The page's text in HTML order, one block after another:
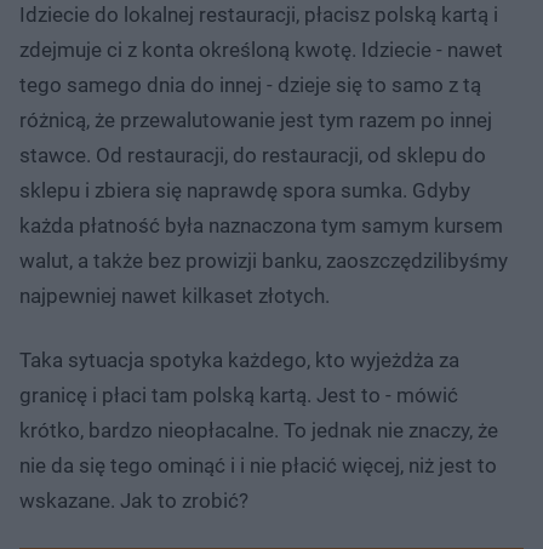
Idziecie do lokalnej restauracji, płacisz polską kartą i
zdejmuje ci z konta określoną kwotę. Idziecie - nawet
tego samego dnia do innej - dzieje się to samo z tą
różnicą, że przewalutowanie jest tym razem po innej
stawce. Od restauracji, do restauracji, od sklepu do
sklepu i zbiera się naprawdę spora sumka. Gdyby
każda płatność była naznaczona tym samym kursem
walut, a także bez prowizji banku, zaoszczędzilibyśmy
najpewniej nawet kilkaset złotych.
Taka sytuacja spotyka każdego, kto wyjeżdża za
granicę i płaci tam polską kartą. Jest to - mówić
krótko, bardzo nieopłacalne. To jednak nie znaczy, że
nie da się tego ominąć i i nie płacić więcej, niż jest to
wskazane. Jak to zrobić?